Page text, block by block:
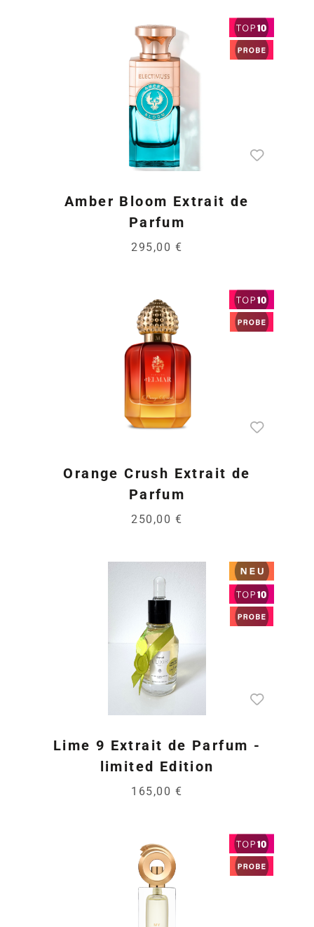
Amber Bloom Extrait de
Parfum
295,00 €
Orange Crush Extrait de
Parfum
250,00 €
Lime 9 Extrait de Parfum -
limited Edition
165,00 €